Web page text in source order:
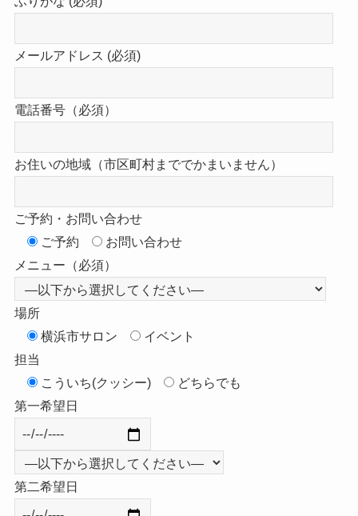
メールアドレス (必須)
電話番号（必須）
お住いの地域（市区町村まででかまいません）
ご予約・お問い合わせ
ご予約
お問い合わせ
メニュー（必須）
場所
横浜市サロン
イベント
担当
こういち(クッシー)
どちらでも
第一希望日
第二希望日